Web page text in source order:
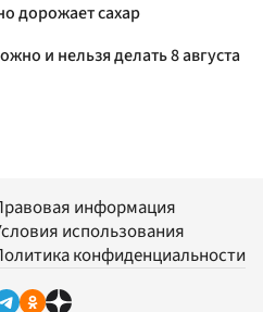
дорожает сахар
и нельзя делать 8 августа
информация
использования
конфиденциальности